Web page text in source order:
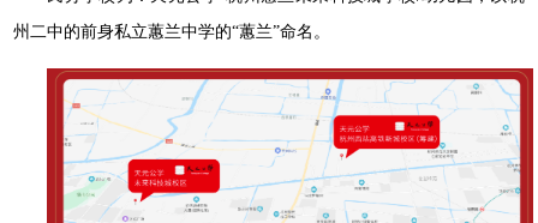
州⼆中的前⾝私⽴蕙兰中学的“蕙兰”命名。